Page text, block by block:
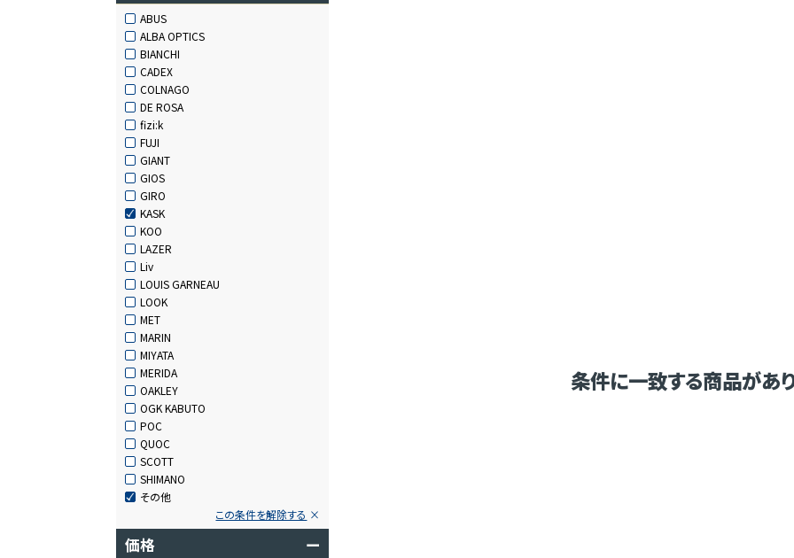
ABUS
ALBA OPTICS
BIANCHI
CADEX
COLNAGO
DE ROSA
fizi:k
FUJI
GIANT
GIOS
GIRO
KASK
KOO
LAZER
Liv
LOUIS GARNEAU
LOOK
MET
MARIN
MIYATA
MERIDA
OAKLEY
OGK KABUTO
POC
QUOC
SCOTT
SHIMANO
その他
この条件を解除する
価格 ー
条件に一致する商品があ